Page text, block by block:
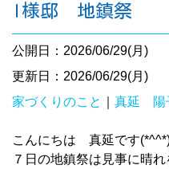
I様邸 地鎮祭
公開日：2026/06/29(月)
更新日：2026/06/29(月)
家づくりのこと
真延 陽
こんにちは 真延です
７日の地鎮祭は見事に晴